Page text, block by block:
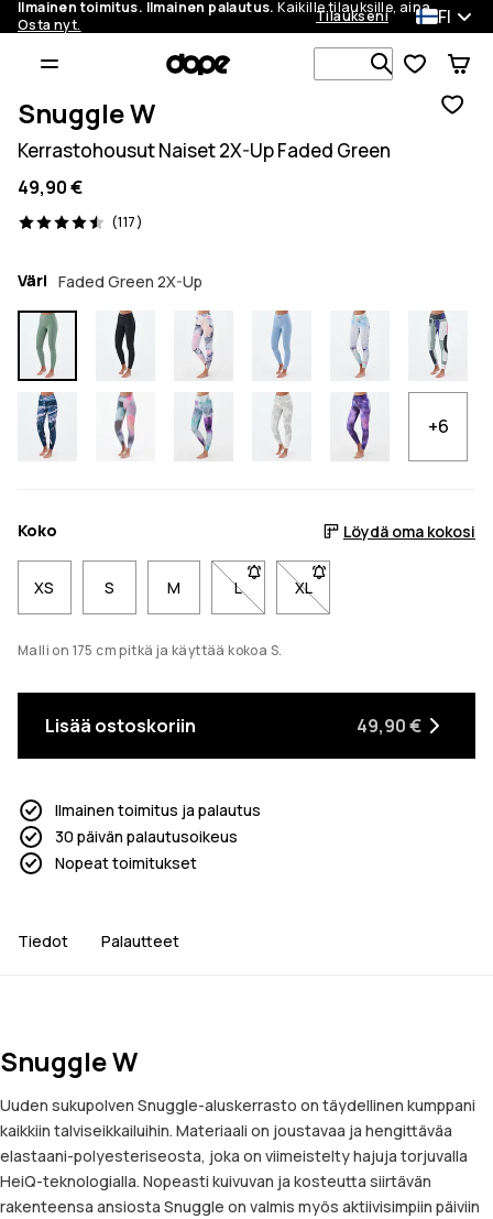
Ilmainen toimitus. Ilmainen palautus. Kaikille tilauksille, aina.
Osta nyt.
Tilaukseni FI
Etsi 1 000+
Snuggle W
Kerrastohousut Naiset 2X-Up Faded Green
49,90 €
(117)
117 arvostelut, 4.5/5
Väri Faded Green 2X-Up
+6
Koko Löydä oma kokosi
XS S M L- Koko L ei ole saatavilla.
XL- Koko XL ei ole
Malli on 175 cm pitkä ja käyttää kokoa S.
Lisää ostoskoriin 49,90 €
Ilmainen toimitus ja palautus
30 päivän palautusoikeus
Nopeat toimitukset
Tiedot Palautteet
Snuggle W
Uuden sukupolven Snuggle-aluskerrasto on täydellinen kumppani
kaikkiin talviseikkailuihin. Materiaali on joustavaa ja hengittäväa
elastaani-polyesteriseosta, joka on viimeistelty hajuja torjuvalla
HeiQ-teknologialla. Nopeasti kuivuvan ja kosteutta siirtävän
rakenteensa ansiosta Snuggle on valmis myös aktiivisimpiin päiviin